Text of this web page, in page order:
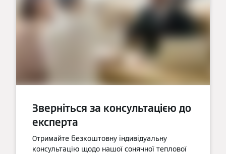
Зверніться за консультацією до
експерта
Отримайте безкоштовну індивідуальну
консультацію щодо нашої сонячної теплової